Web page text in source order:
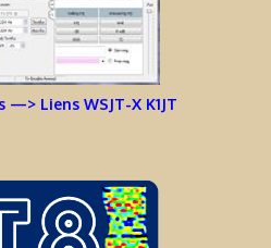
—> Liens WSJT-X K1JT